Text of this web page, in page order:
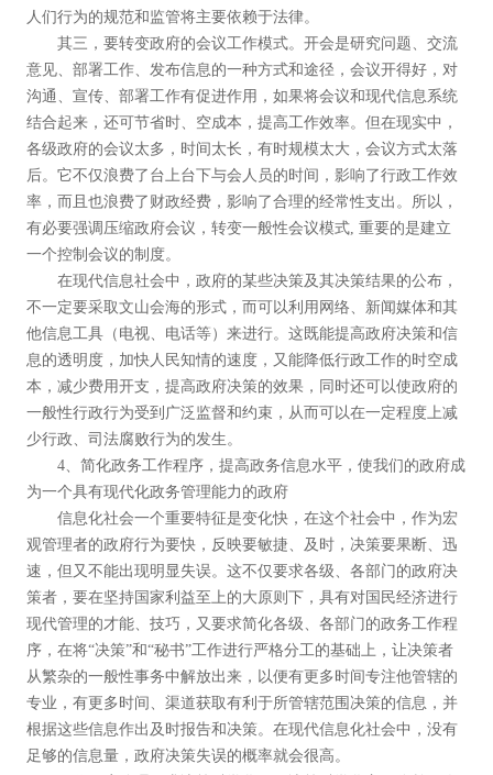
人们行为的规范和监管将主要依赖于法律。
其三，要转变政府的会议工作模式。开会是研究问题、交流
意见、部署工作、发布信息的一种方式和途径，会议开得好，对
沟通、宣传、部署工作有促进作用，如果将会议和现代信息系统
结合起来，还可节省时、空成本，提高工作效率。但在现实中，
各级政府的会议太多，时间太长，有时规模太大，会议方式太落
后。它不仅浪费了台上台下与会人员的时间，影响了行政工作效
率，而且也浪费了财政经费，影响了合理的经常性支出。所以，
有必要强调压缩政府会议，转变一般性会议模式, 重要的是建立
一个控制会议的制度。
在现代信息社会中，政府的某些决策及其决策结果的公布，
不一定要采取文山会海的形式，而可以利用网络、新闻媒体和其
他信息工具（电视、电话等）来进行。这既能提高政府决策和信
息的透明度，加快人民知情的速度，又能降低行政工作的时空成
本，减少费用开支，提高政府决策的效果，同时还可以使政府的
一般性行政行为受到广泛监督和约束，从而可以在一定程度上减
少行政、司法腐败行为的发生。
4、简化政务工作程序，提高政务信息水平，使我们的政府成
为一个具有现代化政务管理能力的政府
信息化社会一个重要特征是变化快，在这个社会中，作为宏
观管理者的政府行为要快，反映要敏捷、及时，决策要果断、迅
速，但又不能出现明显失误。这不仅要求各级、各部门的政府决
策者，要在坚持国家利益至上的大原则下，具有对国民经济进行
现代管理的才能、技巧，又要求简化各级、各部门的政务工作程
序，在将“决策”和“秘书”工作进行严格分工的基础上，让决策者
从繁杂的一般性事务中解放出来，以便有更多时间专注他管辖的
专业，有更多时间、渠道获取有利于所管辖范围决策的信息，并
根据这些信息作出及时报告和决策。在现代信息化社会中，没有
足够的信息量，政府决策失误的概率就会很高。